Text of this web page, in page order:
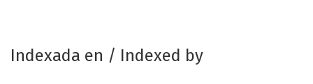
Indexada en / Indexed by